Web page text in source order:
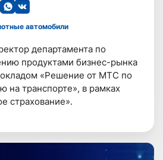
автомобили
департамента по
продуктами бизнес-рынка
«Решение от МТС по
на транспорте», в рамках
страхование».